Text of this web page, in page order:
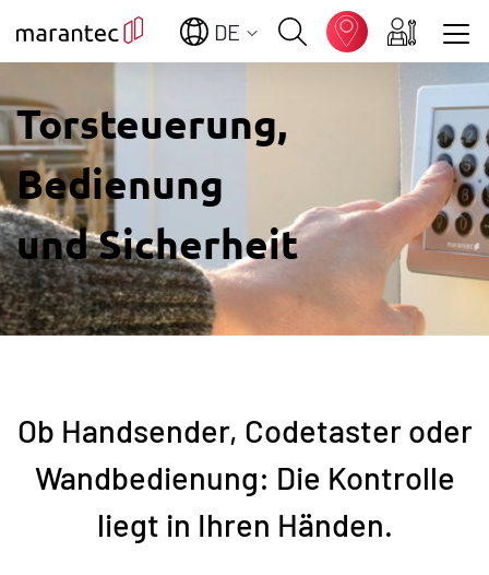
Diese Meldung nicht mehr anzeigen
DE
Torsteuerung,
Bedienung
und Sicherheit
Ob Handsender, Codetaster oder
Wandbedienung: Die Kontrolle
liegt in Ihren Händen.